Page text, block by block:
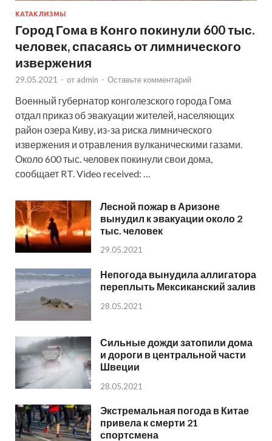
КАТАКЛИЗМЫ
Город Гома в Конго покинули 600 тыс.
человек, спасаясь от лимнического
извержения
29.05.2021 - от admin - Оставьте комментарий
Военный губернатор конголезского города Гома
отдал приказ об эвакуации жителей, населяющих
район озера Киву, из-за риска лимнического
извержения и отравления вулканическими газами.
Около 600 тыс. человек покинули свои дома,
сообщает RT. Video received: …
Лесной пожар в Аризоне
вынудил к эвакуации около 2
тыс. человек
29.05.2021
Непогода вынудила аллигатора
переплыть Мексиканский залив
28.05.2021
Сильные дожди затопили дома
и дороги в центральной части
Швеции
28.05.2021
Экстремальная погода в Китае
привела к смерти 21
спортсмена